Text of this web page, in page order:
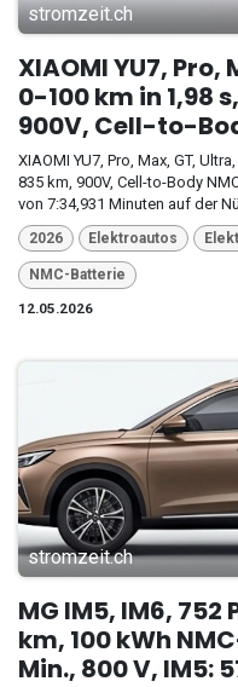
stromzeit.ch
XIAOMI YU7, Pro,
0-100 km in 1,98
900V, Cell-to-
XIAOMI YU7, Pro, Max, GT,
835 km, 900V, Cell-to-Body
von 7:34,931 Minuten auf der
2026 Elektroautos
NMC-Batterie
12.05.2026
stromzeit.ch
MG IM5, IM6, 752
km, 100 kWh
Min., 800 V, IM5: